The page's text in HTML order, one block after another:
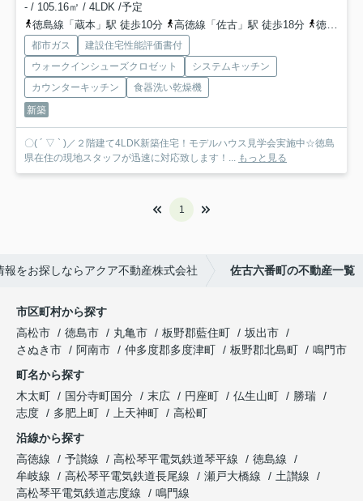
- / 105.16㎡ / 4LDK /予定
徳島線「蔵本」駅 徒歩10分
高徳線「佐古」駅 徒歩18分 徳島線「鮎喰」駅 徒歩27分
都市ガス
建設住宅性能評価書付
ウォークインシューズクロゼット
システムキッチン
カウンターキッチン
食器洗い乾燥機
新築
〇( ´ ▽ ` )／２階建て4LDK新築住宅！モデルハウス見学会実施中☆徳島
県在住の現地スタッフが迅速に対応致します！... もっと見る
1
報をお探しならアクア不動産株式会社 佐古六番町の不動産一覧
市区町村から探す
高松市
徳島市 丸亀市 板野郡藍住町
坂出市
さぬき市
阿南市 仲多度郡多度津町 板野郡北島町
鳴門市
町名から探す
木太町
国分寺町国分 末広 円座町 仏生山町
勝瑞
志度
多肥上町 上天神町
高松町
沿線から探す
高徳線
予讃線 高松琴平電気鉄道琴平線
徳島線
牟岐線
高松琴平電気鉄道長尾線 瀬戸大橋線
土讃線
高松琴平電気鉄道志度線
鳴門線